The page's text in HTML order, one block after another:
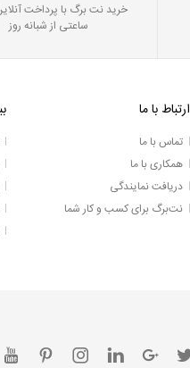
خرید نت برگ با پرداخت
ساعتی از شبانه روز
ارتباط با ما
تماس با ما
همکاری با ما
دریافت نمایندگی
نت‌برگ برای کسب و کار شما